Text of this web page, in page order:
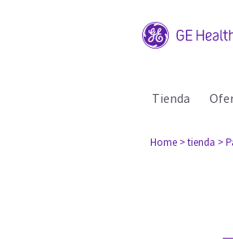
Tienda
Home > tienda >